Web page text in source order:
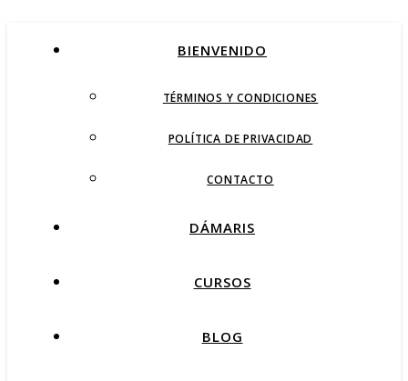
BIENVENIDO
TÉRMINOS Y CONDICIONES
POLÍTICA DE PRIVACIDAD
CONTACTO
DÁMARIS
CURSOS
BLOG